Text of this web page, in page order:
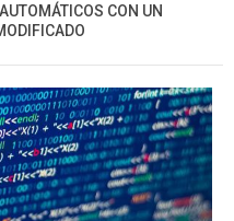
CON UN